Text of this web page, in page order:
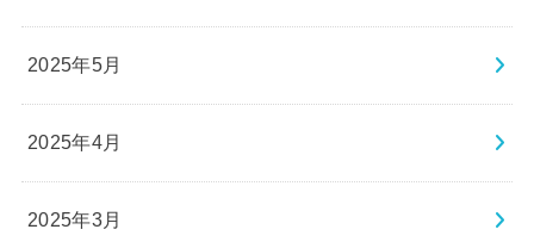
2025年5月
2025年4月
2025年3月